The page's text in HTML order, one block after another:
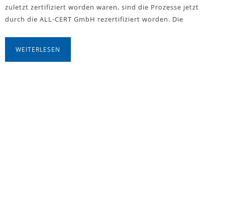
zuletzt zertifiziert worden waren, sind die Prozesse jetzt
durch die ALL-CERT GmbH rezertifiziert worden. Die
WEITERLESEN